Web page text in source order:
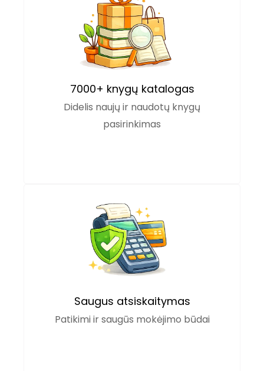
7000+ knygų katalogas
Didelis naujų ir naudotų knygų
pasirinkimas
Saugus atsiskaitymas
Patikimi ir saugūs mokėjimo būdai